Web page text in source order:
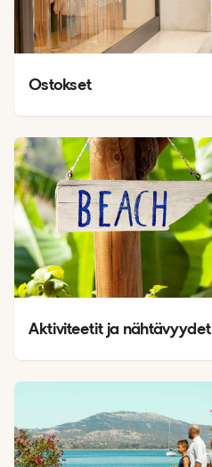
Ostokset
Aktiviteetit ja nähtävyydet